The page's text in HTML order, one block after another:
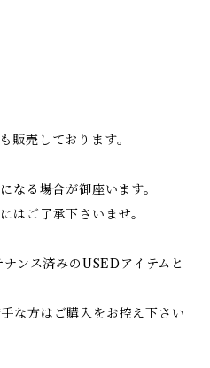
販売しております。
る場合が御座います。
はご了承下さいませ。
ンス済みのUSEDアイテムと
な方はご購入をお控え下さい